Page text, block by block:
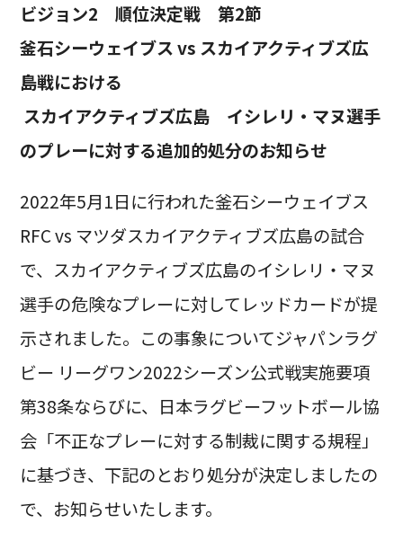
ビジョン2 順位決定戦 第2節
釜石シーウェイブス vs スカイアクティブズ広
島戦における
スカイアクティブズ広島 イシレリ・マヌ選手
のプレーに対する追加的処分のお知らせ
2022年5月1日に行われた釜石シーウェイブス
RFC vs マツダスカイアクティブズ広島の試合
で、スカイアクティブズ広島のイシレリ・マヌ
選手の危険なプレーに対してレッドカードが提
示されました。この事象についてジャパンラグ
ビー リーグワン2022シーズン公式戦実施要項
第38条ならびに、日本ラグビーフットボール協
会「不正なプレーに対する制裁に関する規程」
に基づき、下記のとおり処分が決定しましたの
で、お知らせいたします。